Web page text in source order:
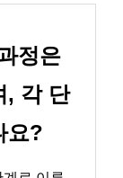
정은
, 각 단
요?